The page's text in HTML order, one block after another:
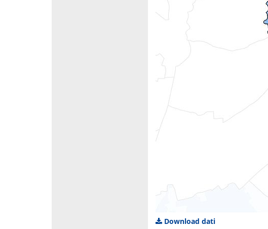
Download dati